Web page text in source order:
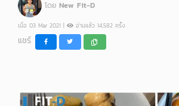
โดย New Fit-D
เมื่อ 03 Mar 2021 | อ่านแล้ว 14,582 ครั้ง
แชร์